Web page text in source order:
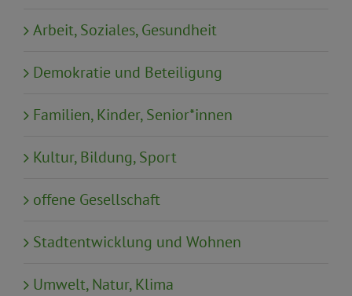
Arbeit, Soziales, Gesundheit
Demokratie und Beteiligung
Familien, Kinder, Senior*innen
Kultur, Bildung, Sport
offene Gesellschaft
Stadtentwicklung und Wohnen
Umwelt, Natur, Klima